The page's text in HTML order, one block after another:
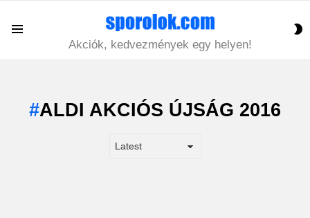
Akciók, kedvezmények egy helyen!
ALDI AKCIÓS ÚJSÁG 2016